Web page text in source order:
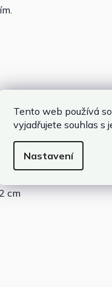
Tento web používá
vyjadřujete souhlas s
Nastavení
cm
cm